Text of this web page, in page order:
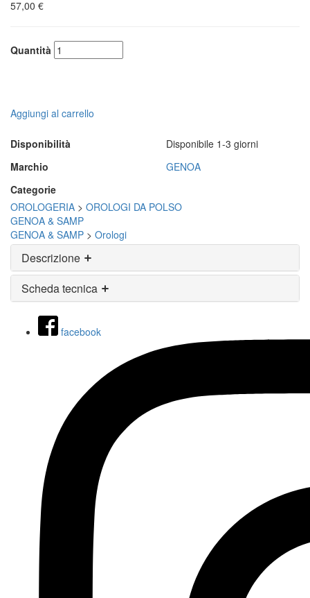
57,00 €
Quantità
Aggiungi al carrello
Disponibilità
Disponibile 1-3 giorni
Marchio
GENOA
Categorie
OROLOGERIA > OROLOGI DA POLSO
GENOA & SAMP
GENOA & SAMP > Orologi
Descrizione
Scheda tecnica
facebook